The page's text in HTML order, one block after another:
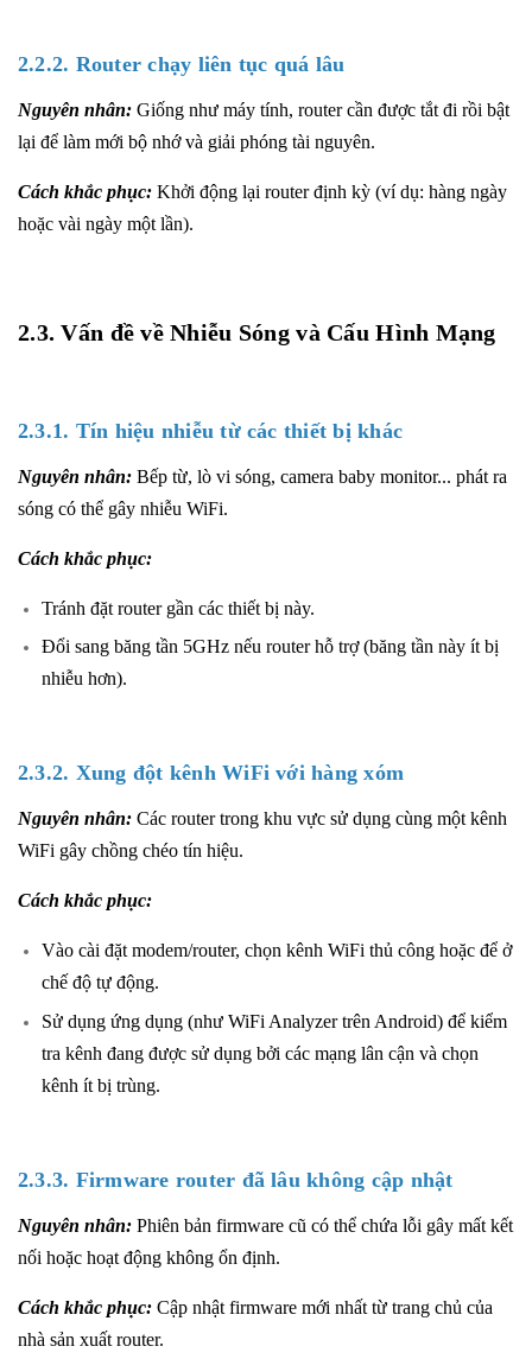
2.2.2. Router chạy liên tục quá lâu
Nguyên nhân: Giống như máy tính, router cần được tắt đi rồi bật
lại để làm mới bộ nhớ và giải phóng tài nguyên.
Cách khắc phục: Khởi động lại router định kỳ (ví dụ: hàng ngày
hoặc vài ngày một lần).
2.3. Vấn đề về Nhiễu Sóng và Cấu Hình Mạng
2.3.1. Tín hiệu nhiễu từ các thiết bị khác
Nguyên nhân: Bếp từ, lò vi sóng, camera baby monitor... phát ra
sóng có thể gây nhiễu WiFi.
Cách khắc phục:
Tránh đặt router gần các thiết bị này.
Đổi sang băng tần 5GHz nếu router hỗ trợ (băng tần này ít bị
nhiễu hơn).
2.3.2. Xung đột kênh WiFi với hàng xóm
Nguyên nhân: Các router trong khu vực sử dụng cùng một kênh
WiFi gây chồng chéo tín hiệu.
Cách khắc phục:
Vào cài đặt modem/router, chọn kênh WiFi thủ công hoặc để ở
chế độ tự động.
Sử dụng ứng dụng (như WiFi Analyzer trên Android) để kiểm
tra kênh đang được sử dụng bởi các mạng lân cận và chọn
kênh ít bị trùng.
2.3.3. Firmware router đã lâu không cập nhật
Nguyên nhân: Phiên bản firmware cũ có thể chứa lỗi gây mất kết
nối hoặc hoạt động không ổn định.
Cách khắc phục: Cập nhật firmware mới nhất từ trang chủ của
nhà sản xuất router.